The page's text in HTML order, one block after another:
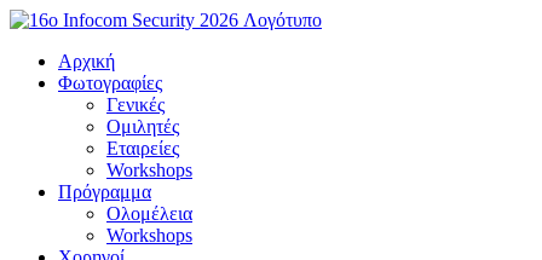
Μετάβαση
περιεχόμενο
Αρχική
Φωτογραφίες
Γενικές
Ομιλητές
Εταιρείες
Workshops
Πρόγραμμα
Ολομέλεια
Workshops